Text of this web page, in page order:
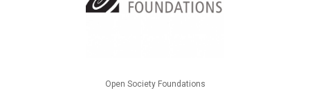
Open Society Foundations